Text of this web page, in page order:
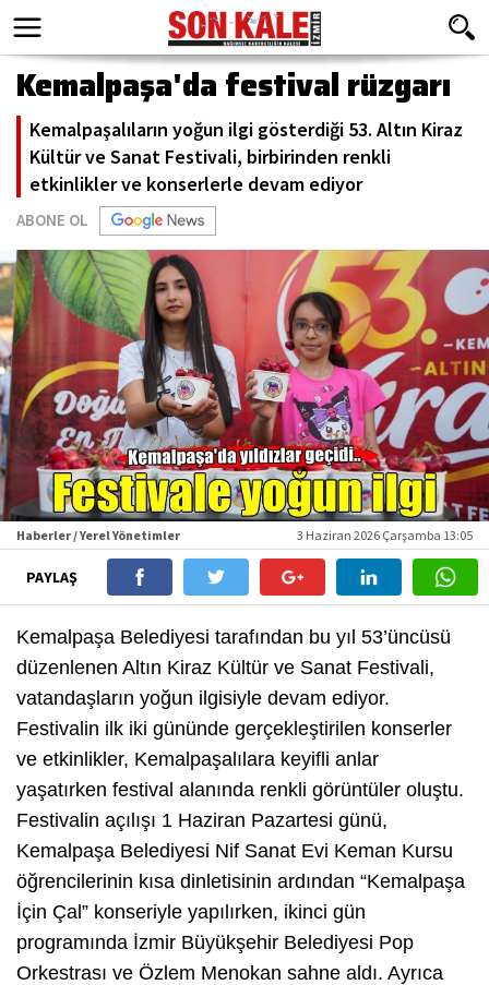
Kemalpaşa'da festival rüzgarı
Kemalpaşalıların yoğun ilgi gösterdiği 53. Altın Kiraz
Kültür ve Sanat Festivali, birbirinden renkli
etkinlikler ve konserlerle devam ediyor
ABONE OL
Haberler / Yerel Yönetimler 3 Haziran 2026 Çarşamba 13:05
PAYLAŞ
Kemalpaşa Belediyesi tarafından bu yıl 53’üncüsü
düzenlenen Altın Kiraz Kültür ve Sanat Festivali,
vatandaşların yoğun ilgisiyle devam ediyor.
Festivalin ilk iki gününde gerçekleştirilen konserler
ve etkinlikler, Kemalpaşalılara keyifli anlar
yaşatırken festival alanında renkli görüntüler oluştu.
Festivalin açılışı 1 Haziran Pazartesi günü,
Kemalpaşa Belediyesi Nif Sanat Evi Keman Kursu
öğrencilerinin kısa dinletisinin ardından “Kemalpaşa
İçin Çal” konseriyle yapılırken, ikinci gün
programında İzmir Büyükşehir Belediyesi Pop
Orkestrası ve Özlem Menokan sahne aldı. Ayrıca